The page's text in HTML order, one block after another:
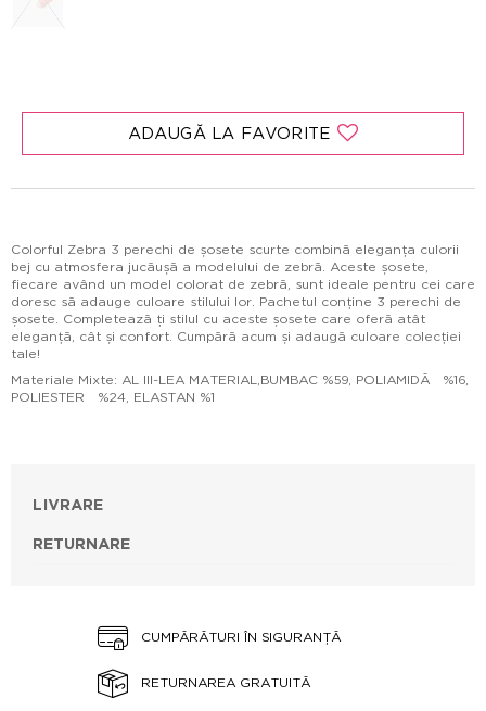
ADAUGĂ LA FAVORITE
Colorful Zebra 3 perechi de șosete scurte combină eleganța culorii
bej cu atmosfera jucăușă a modelului de zebră. Aceste șosete,
fiecare având un model colorat de zebră, sunt ideale pentru cei care
doresc să adauge culoare stilului lor. Pachetul conține 3 perechi de
șosete. Completează ți stilul cu aceste șosete care oferă atât
eleganță, cât și confort. Cumpără acum și adaugă culoare colecției
tale!
Materiale Mixte: AL III-LEA MATERIAL,BUMBAC %59, POLIAMIDĂ %16,
POLIESTER %24, ELASTAN %1
LIVRARE
RETURNARE
CUMPĂRĂTURI ÎN SIGURANȚĂ
RETURNAREA GRATUITĂ